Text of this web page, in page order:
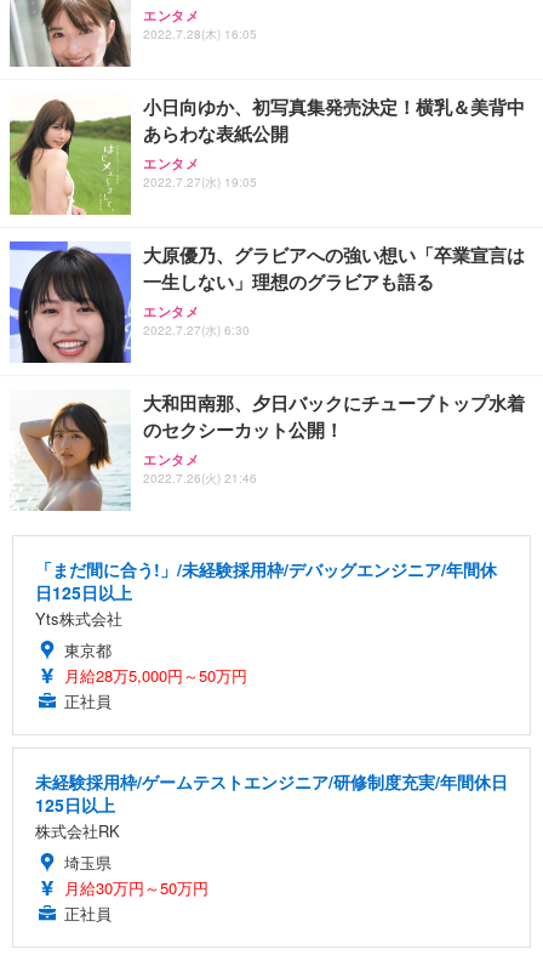
エンタメ
2022.7.28(木) 16:05
小日向ゆか、初写真集発売決定！横乳＆美背中
あらわな表紙公開
エンタメ
2022.7.27(水) 19:05
大原優乃、グラビアへの強い想い「卒業宣言は
一生しない」理想のグラビアも語る
エンタメ
2022.7.27(水) 6:30
大和田南那、夕日バックにチューブトップ水着
のセクシーカット公開！
エンタメ
2022.7.26(火) 21:46
「まだ間に合う!」/未経験採用枠/デバッグエンジニア/年間休
日125日以上
Yts株式会社
東京都
月給28万5,000円～50万円
正社員
未経験採用枠/ゲームテストエンジニア/研修制度充実/年間休日
125日以上
株式会社RK
埼玉県
月給30万円～50万円
正社員